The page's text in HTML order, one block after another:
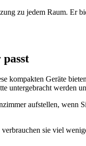
zu jedem Raum. Er
kompakten Geräte
untergebracht werden
aufstellen, wenn
sie viel